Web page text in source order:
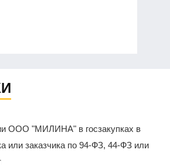
ООО "МИЛИНА" в госзакупках в
или заказчика по 94-ФЗ, 44-ФЗ или